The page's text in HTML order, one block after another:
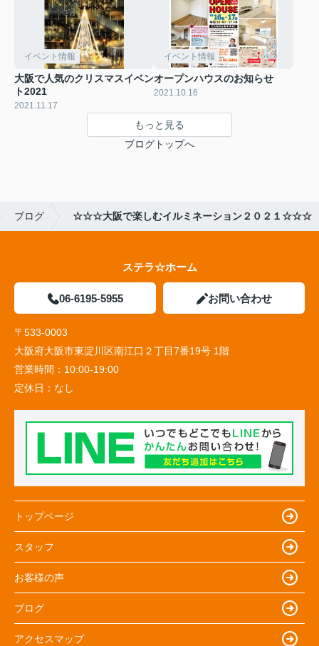
イベント情報
大阪で人気のクリスマスイベン
ト2021
2021.11.17
イベント情報
オープンハウスのお知らせ
2021.10.16
もっと見る
ブログトップへ
ブログ ☆☆☆大阪で楽しむイルミネーション２０２１☆☆☆
ステラ☆ホーム
06-6195-5955 お問い合わせ
〒533-0003
大阪府大阪市東淀川区南江口２丁目7番19号 1階
営業時間： 10:00-19:00
定休日： なし
トップページ
スタッフ
お客様の声
ブログ
アクセスマップ